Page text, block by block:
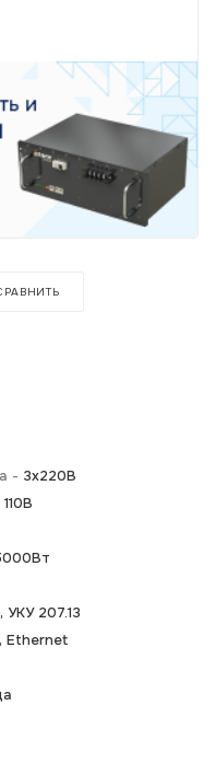
- 3х220В
110В
УКУ 207.13
Ethernet